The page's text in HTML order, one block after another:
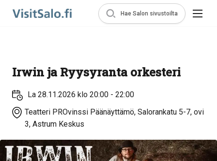
Hae Salon sivustoilta
Irwin ja Ryysyranta orkesteri
La 28.11.2026 klo 20:00 - 22:00
Teatteri PROvinssi Päänäyttämö, Salorankatu 5-7, ovi
3, Astrum Keskus